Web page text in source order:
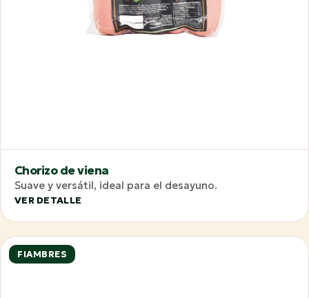
Chorizo de viena
Suave y versátil, ideal para el desayuno.
VER DETALLE
FIAMBRES